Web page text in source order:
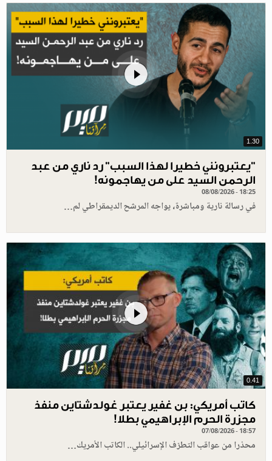
1.30
"يعتبرونني خطيرا لهذا السبب" رد ناري من عبد
الرحمن السيد على من يهاجمونه!
08/08/2026 - 18:25
في رسالة نارية ومباشرة، يواجه المرشح الديمقراطي لم…
0.41
كاتب أمريكي: بن غفير يعتبر غولدشتاين منفذ
مجزرة الحرم الإبراهيمي بطلا!
07/08/2026 - 18:57
محذرا من عواقب التطرّف الإسرائيلي.. الكاتب الأمريك…